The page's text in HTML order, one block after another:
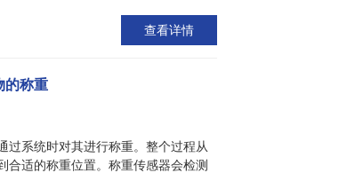
查看详情
的称重
过系统时对其进行称重。整个过程从
合适的称重位置。称重传感器会检测